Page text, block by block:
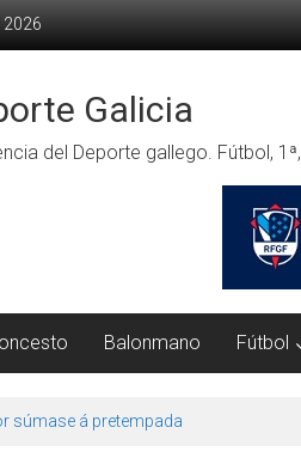
2026
Galicia
del Deporte gallego. Fútbol,
Balonmano Fútbol
súmase á pretempada